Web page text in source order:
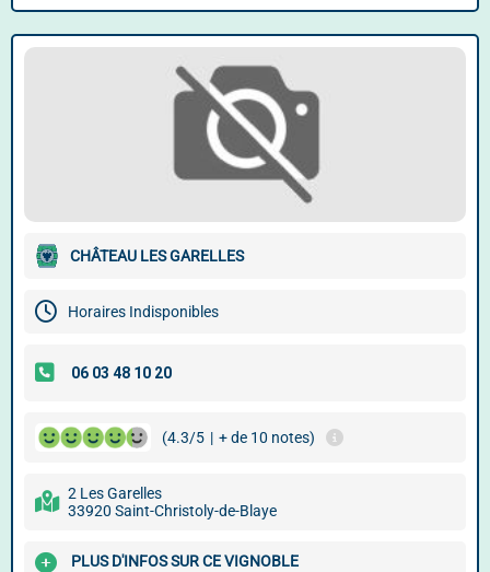
CHÂTEAU LES GARELLES
Horaires Indisponibles
(4.3/5 | + de 10 notes)
2 Les Garelles
33920 Saint-Christoly-de-Blaye
PLUS D'INFOS SUR CE VIGNOBLE